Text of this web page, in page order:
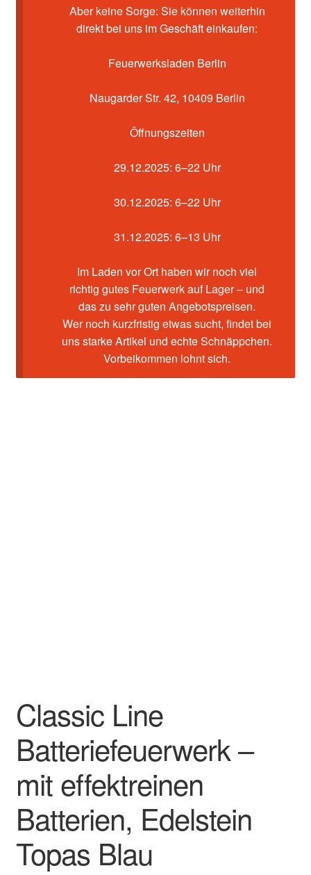
Aber keine Sorge: Sie können weiterhin
direkt bei uns im Geschäft einkaufen:
Feuerwerksladen Berlin
Naugarder Str. 42, 10409 Berlin
Öffnungszeiten
29.12.2025: 6–22 Uhr
30.12.2025: 6–22 Uhr
31.12.2025: 6–13 Uhr
Im Laden vor Ort haben wir noch viel
richtig gutes Feuerwerk auf Lager – und
das zu sehr guten Angebotspreisen.
Wer noch kurzfristig etwas sucht, findet bei
uns starke Artikel und echte Schnäppchen.
Vorbeikommen lohnt sich.
Classic Line
Batteriefeuerwerk –
mit effektreinen
Batterien, Edelstein
Topas Blau